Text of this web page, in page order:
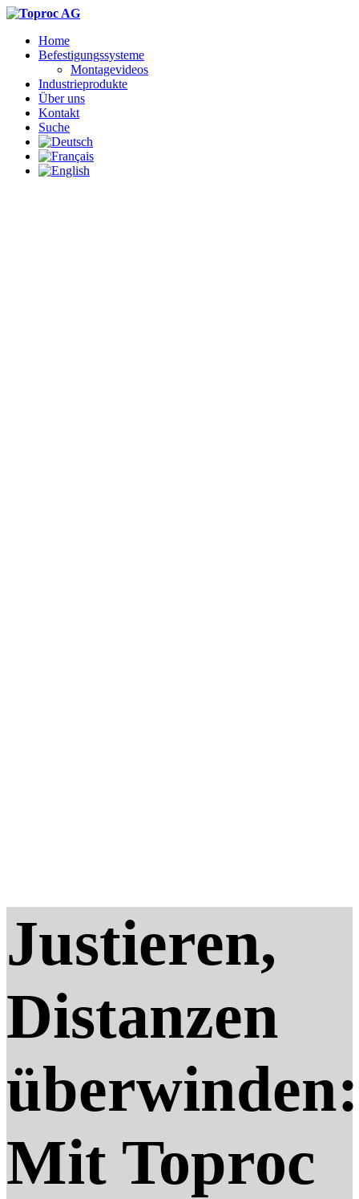
Home
Befestigungssysteme
Montagevideos
Industrieprodukte
Über uns
Kontakt
Suche
Justieren,
Distanzen
überwinden:
Mit Toproc